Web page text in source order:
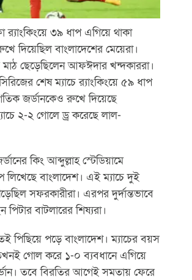
৩৯ ধাপ এগিয়ে থাকা
দিয়েছিল বাংলাদেশের মেয়েরা।
ছেড়েছিলেন আফঈদার খন্দকাররা।
শেষ ম্যাচে র‌্যাংকিংয়ে ৫৯ ধাপ
জর্ডানকেও রুখে দিয়েছে
২-২ গোলে ড্র করেছে লাল-
কিং আব্দুল্লাহ স্টেডিয়ামে
লিখেছে বাংলাদেশ। এই ম্যাচে দুই
সফরকারীরা। এরপর দুর্দান্তভাবে
পিটার বাটলারের শিষ্যরা।
পিছিয়ে পড়ে বাংলাদেশ। ম্যাচের বয়স
গোল করে ১-০ ব্যবধানে এগিয়ে
তবে বিরতির আগেই সমতায় ফেরে